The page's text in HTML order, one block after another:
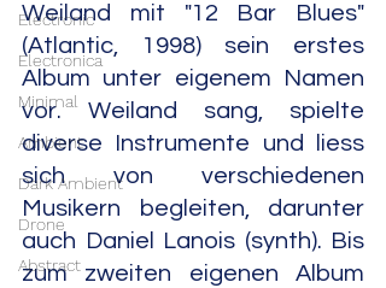
Electronic
Electronica
Minimal
Ambient
Dark Ambient
Drone
Abstract
Weiland mit "12 Bar Blues"
(Atlantic, 1998) sein erstes
Album unter eigenem Namen
vor. Weiland sang, spielte
diverse Instrumente und liess
sich von verschiedenen
Musikern begleiten, darunter
auch Daniel Lanois (synth). Bis
zum zweiten eigenen Album